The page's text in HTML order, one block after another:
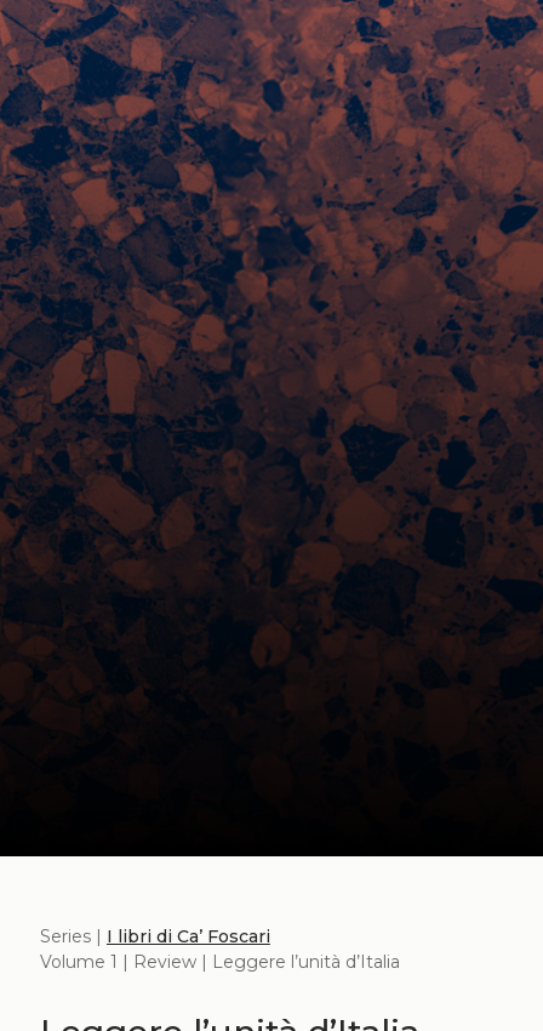
Series | I libri di Ca’ Foscari
Volume 1 | Review | Leggere l’unità d’Italia